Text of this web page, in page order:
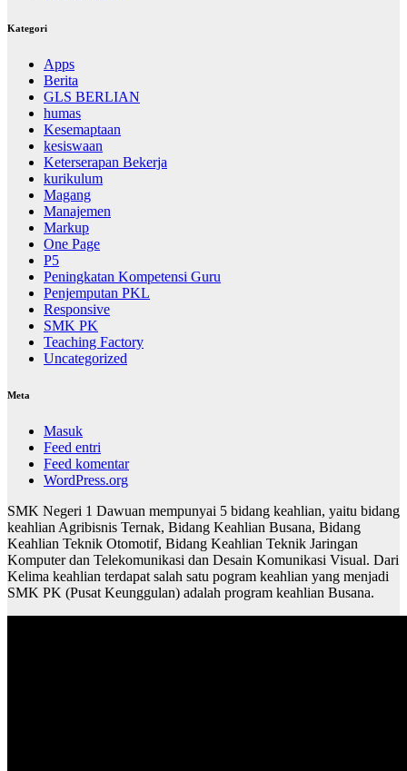
Kategori
Apps
Berita
GLS BERLIAN
humas
Kesemaptaan
kesiswaan
Keterserapan Bekerja
kurikulum
Magang
Manajemen
Markup
One Page
P5
Peningkatan Kompetensi Guru
Penjemputan PKL
Responsive
SMK PK
Teaching Factory
Uncategorized
Meta
Masuk
Feed entri
Feed komentar
WordPress.org
SMK Negeri 1 Dawuan mempunyai 5 bidang keahlian, yaitu bidang
keahlian Agribisnis Ternak, Bidang Keahlian Busana, Bidang
Keahlian Teknik Otomotif, Bidang Keahlian Teknik Jaringan
Komputer dan Telekomunikasi dan Desain Komunikasi Visual. Dari
Kelima keahlian terdapat salah satu pogram keahlian yang menjadi
SMK PK (Pusat Keunggulan) adalah program keahlian Busana.